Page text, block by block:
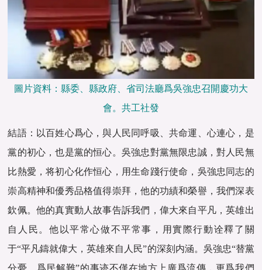
圖片資料：縣委、縣政府、省司法廳爲吳強忠召開慶功大
會。共工社發
結語：以百姓心爲心，與人民同呼吸、共命運、心連心，是
黨的初心，也是黨的恒心。吳強忠對黨無限忠誠，對人民無
比熱愛，将初心化作恒心，用生命踐行使命，吳強忠同志的
崇高精神和優秀品格值得崇拜，他的功績和榮譽，我們深表
欽佩。他的真實動人故事告訴我們，偉大來自平凡，英雄出
自人民。他以平常心做不平常事，用實際行動诠釋了關
于“平凡鑄就偉大，英雄來自人民”的深刻内涵。吳強忠“替黨
分憂、爲民解難”的事迹不僅在地方上廣爲流傳，更爲我們